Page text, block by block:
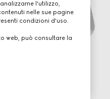
l'utilizzo,
nelle sue pagine
condizioni d'uso.
web, può consultare la